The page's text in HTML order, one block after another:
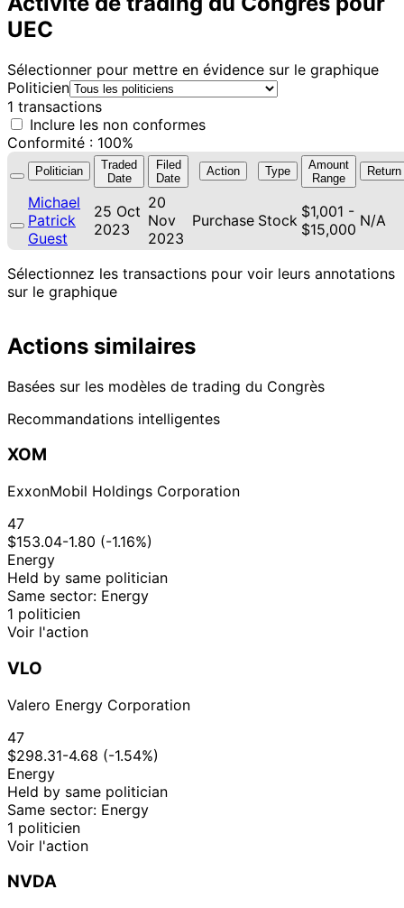
UEC
Sélectionner pour mettre en évidence sur le graphique
Politicien
1 transactions
Inclure les non conformes
Conformité : 100%
Politician
Traded
Date
Filed
Date
Action Type
Amount
Range
Return
Michael
Patrick
Guest
25 Oct
2023
20
Nov
2023
Purchase Stock $1,001 -
$15,000 N/A
Sélectionnez les transactions pour voir leurs annotations
sur le graphique
Actions similaires
Basées sur les modèles de trading du Congrès
Recommandations intelligentes
XOM
ExxonMobil Holdings Corporation
47
$153.04-1.80 (-1.16%)
Energy
Held by same politician
Same sector: Energy
1 politicien
Voir l'action
VLO
Valero Energy Corporation
47
$298.31-4.68 (-1.54%)
Energy
Held by same politician
Same sector: Energy
1 politicien
Voir l'action
NVDA